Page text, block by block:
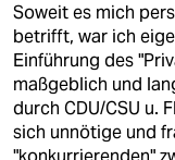
Soweit es mich
betrifft, war ich
Einführung des
maßgeblich und
durch CDU/CSU u.
sich unnötige und